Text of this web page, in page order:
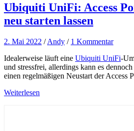
Ubiquiti UniFi: Access
neu starten lassen
2. Mai 2022 /Andy / 1 Kommentar
Idealerweise läuft eine Ubiquiti UniFi-
und stressfrei, allerdings kann es
einen regelmäßigen Neustart der Access
Weiterlesen